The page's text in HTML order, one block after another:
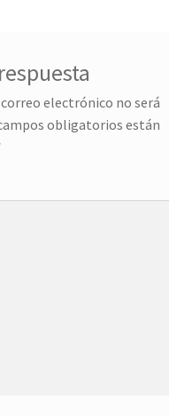
electrónico no será
obligatorios están